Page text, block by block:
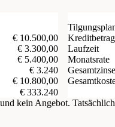
€ 10.500,00
€ 3.300,00
€ 5.400,00
€ 3.240
€ 10.800,00
€ 333.240
Kreditbetrag
Laufzeit
Monatsrate
kein Angebot.